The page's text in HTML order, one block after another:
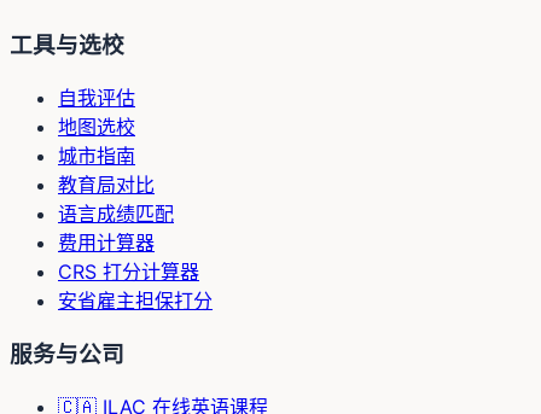
工具与选校
自我评估
地图选校
城市指南
教育局对比
语言成绩匹配
费用计算器
CRS 打分计算器
安省雇主担保打分
服务与公司
🇨🇦 ILAC 在线英语课程